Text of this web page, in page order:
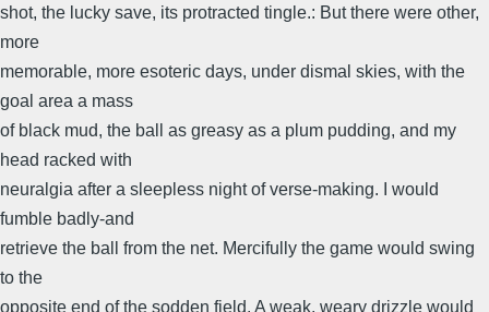
shot, the lucky save, its protracted tingle.: But there were other,
more
memorable, more esoteric days, under dismal skies, with the
goal area a mass
of black mud, the ball as greasy as a plum pudding, and my
head racked with
neuralgia after a sleepless night of verse-making. I would
fumble badly-and
retrieve the ball from the net. Mercifully the game would swing
to the
opposite end of the sodden field. A weak, weary drizzle would